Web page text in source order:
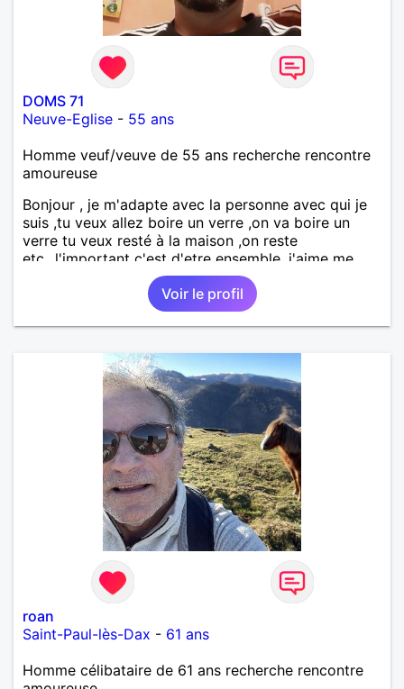
DOMS 71
Neuve-Eglise - 55 ans
Homme veuf/veuve de 55 ans recherche rencontre
amoureuse
Bonjour , je m'adapte avec la personne avec qui je
suis ,tu veux allez boire un verre ,on va boire un
verre tu veux resté à la maison ,on reste
etc...l'important c'est d'etre ensemble .j'aime me
balader , faire du sport , regarder des film , aller au
théatre etc et j'aime par dessus tous rire
Voir le profil
roan
Saint-Paul-lès-Dax - 61 ans
Homme célibataire de 61 ans recherche rencontre